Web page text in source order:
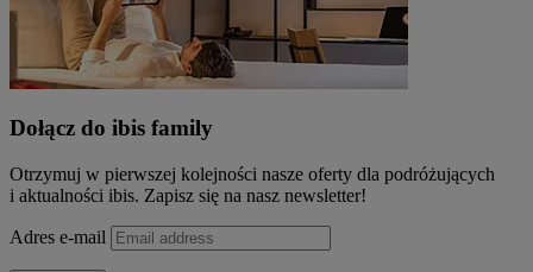
Dołącz do ibis family
Otrzymuj w pierwszej kolejności nasze oferty dla podróżujących
i aktualności ibis. Zapisz się na nasz newsletter!
Adres e-mail